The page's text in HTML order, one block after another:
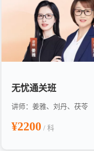
无忧通关班
讲师：姜雅、刘丹、茯苓
¥2200 / 科